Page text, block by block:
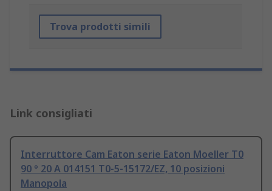
Trova prodotti simili
Link consigliati
Interruttore Cam Eaton serie Eaton Moeller T0
90 ° 20 A 014151 T0-5-15172/EZ, 10 posizioni
Manopola